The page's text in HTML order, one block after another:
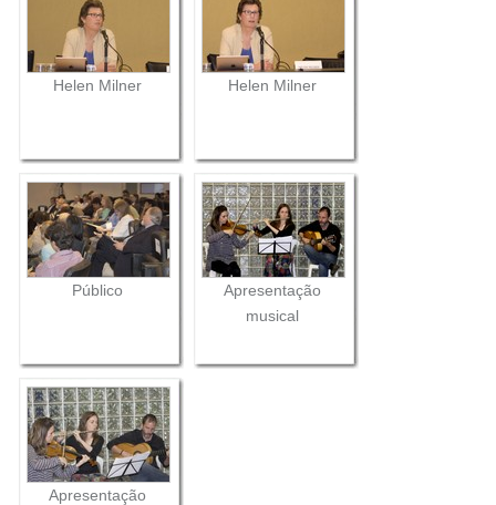
Helen Milner Helen Milner
Público
Apresentação
musical
Apresentação